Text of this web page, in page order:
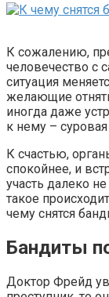
К сожалению,
человечество с
ситуация
желающие
иногда даже
к нему –
К счастью,
спокойнее, и
участь далеко
такое
чему снятся
Бандиты
Доктор Фрейд